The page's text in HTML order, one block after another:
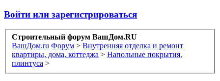
Войти или зарегистрироваться
Строительный форум ВашДом.RU
ВашДом.ru Форум > Внутренняя отделка и ремонт
квартиры, дома, коттеджа > Напольные покрытия,
плинтуса >